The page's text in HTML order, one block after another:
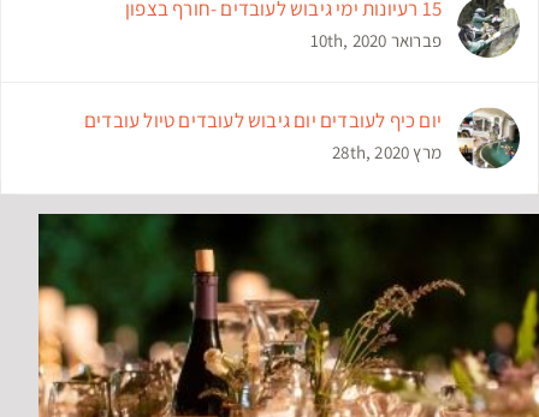
15 רעיונות ימי גיבוש לעובדים -חורף בצפון
פברואר 10th, 2020
יום כיף לעובדים יום גיבוש לעובדים טיול עובדים
מרץ 28th, 2020